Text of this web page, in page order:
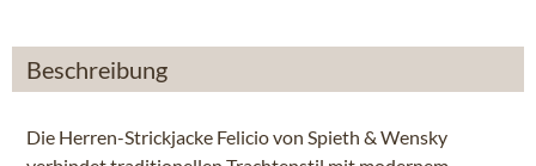
Beschreibung
Die Herren-Strickjacke Felicio von Spieth & Wensky